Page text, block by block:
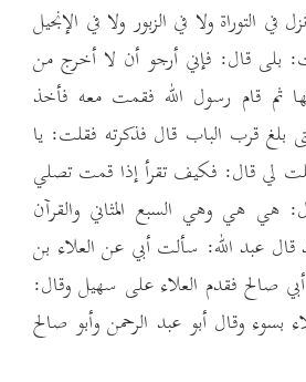
التوراة ولا في الزبور ولا في الإنجيل
بلى قال: فإني أرجو أن لا أخرج من
ثم قام رسول الله فقمت معه فأخذ
بلغ قرب الباب قال فذكرته فقلت: يا
قلت لي قال: فكيف تقرأ إذا قمت تصلي
هي هي وهي السبع المثاني والقرآن
قال عبد الله: سألت أبي عن العلاء بن
صالح فقدم العلاء على سهيل وقال:
بسوء وقال أبو عبد الرحمن وأبو صالح